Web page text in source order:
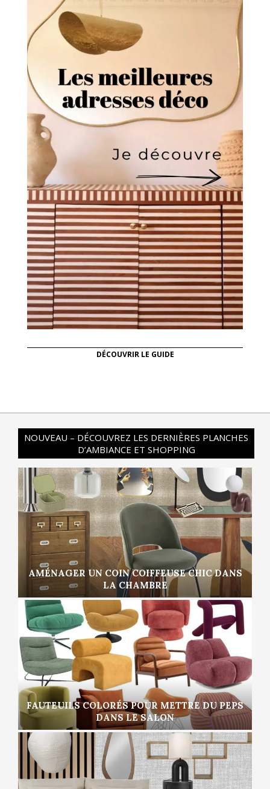
DÉCOUVRIR LE GUIDE
NOUVEAU – DÉCOUVREZ LES DERNIÈRES PLANCHES
D’AMBIANCE ET SHOPPING
AMÉNAGER UN COIN COIFFEUSE CHIC DANS
LA CHAMBRE
FAUTEUILS COLORÉS POUR METTRE DU PEPS
DANS LE SALON